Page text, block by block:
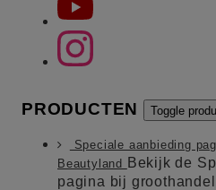
PRODUCTEN Toggle
Speciale aanbieding
Beautyland
Bekijk de
pagina bij